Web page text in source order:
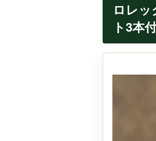
ロレ
ト3本